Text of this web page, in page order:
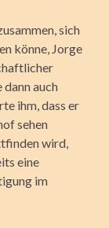
sich
könne, Jorge
auch
ihm, dass er
sehen
wird,
eine
im